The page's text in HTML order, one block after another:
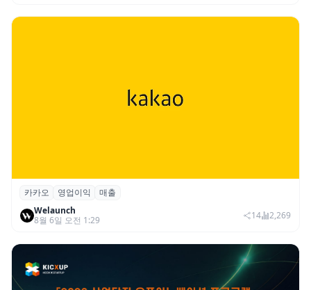
카카오, 2026년 2분기 매출 2조985억·영업
이익 2770억…역대 분기 최대
카카오 영업이익
매출
Welaunch
8월 6일 오전 1:29
14 2,269